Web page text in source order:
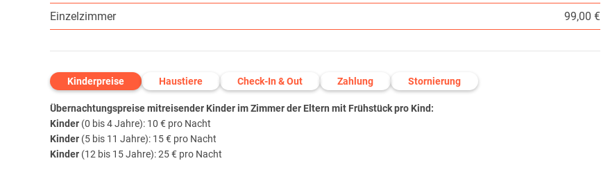
Einzelzimmer
99,00 €
Kinderpreise Haustiere Check-In & Out Zahlung Stornierung
Übernachtungspreise mitreisender Kinder im Zimmer der Eltern mit Frühstück pro Kind:
Kinder (0 bis 4 Jahre): 10 € pro Nacht
Kinder (5 bis 11 Jahre): 15 € pro Nacht
Kinder (12 bis 15 Jahre): 25 € pro Nacht